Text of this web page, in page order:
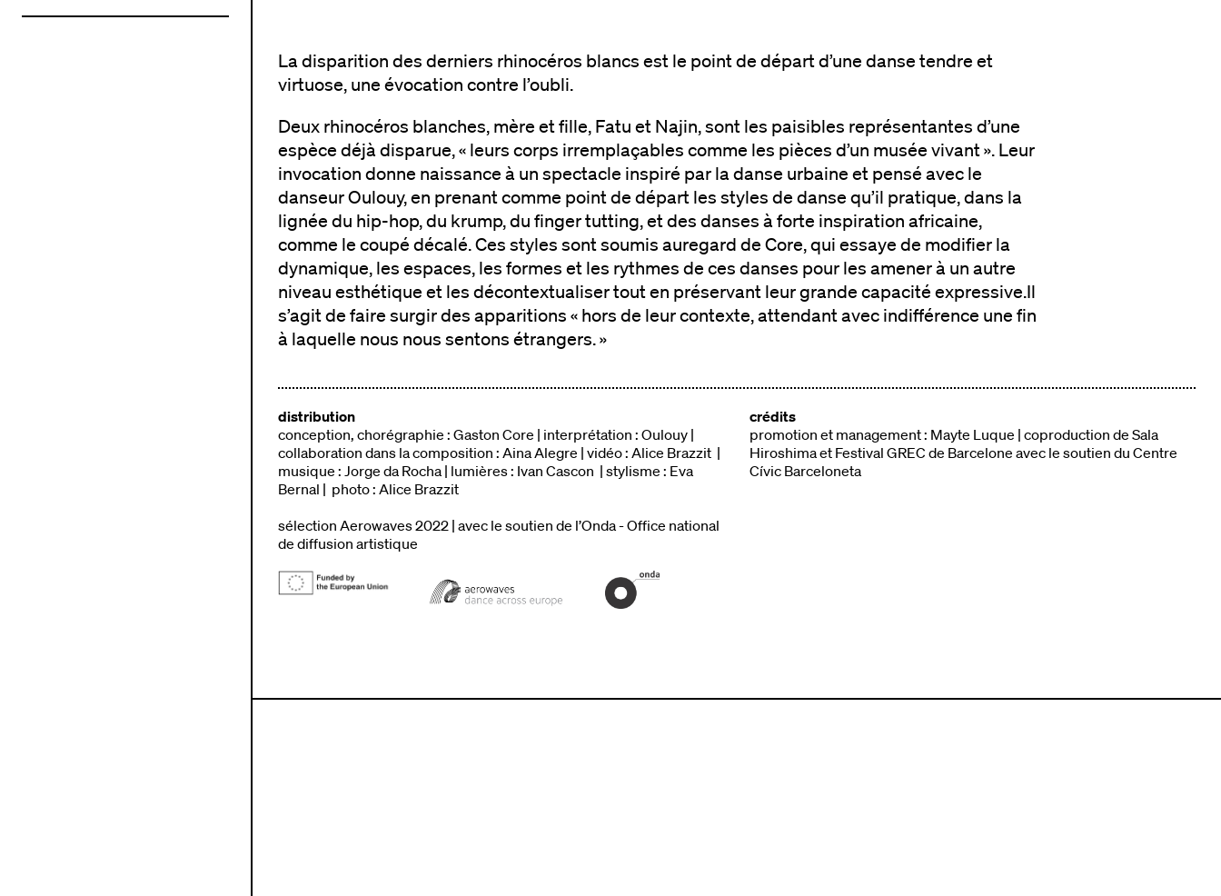
La disparition des derniers rhinocéros blancs est le point de départ d’une danse tendre et
virtuose, une évocation contre l’oubli.
Deux rhinocéros blanches, mère et fille, Fatu et Najin, sont les paisibles représentantes d’une
espèce déjà disparue, « leurs corps irremplaçables comme les pièces d’un musée vivant ». Leur
invocation donne naissance à un spectacle inspiré par la danse urbaine et pensé avec le
danseur Oulouy, en prenant comme point de départ les styles de danse qu’il pratique, dans la
lignée du hip-hop, du krump, du finger tutting, et des danses à forte inspiration africaine,
comme le coupé décalé. Ces styles sont soumis auregard de Core, qui essaye de modifier la
dynamique, les espaces, les formes et les rythmes de ces danses pour les amener à un autre
niveau esthétique et les décontextualiser tout en préservant leur grande capacité expressive.Il
s’agit de faire surgir des apparitions « hors de leur contexte, attendant avec indifférence une fin
à laquelle nous nous sentons étrangers. »
distribution
conception, chorégraphie : Gaston Core | interprétation : Oulouy |
collaboration dans la composition : Aina Alegre | vidéo : Alice Brazzit |
musique : Jorge da Rocha | lumières : Ivan Cascon | stylisme : Eva
Bernal | photo : Alice Brazzit
sélection Aerowaves 2022 | avec le soutien de l’Onda - Office national
de diffusion artistique
crédits
promotion et management : Mayte Luque | coproduction de Sala
Hiroshima et Festival GREC de Barcelone avec le soutien du Centre
Cívic Barceloneta